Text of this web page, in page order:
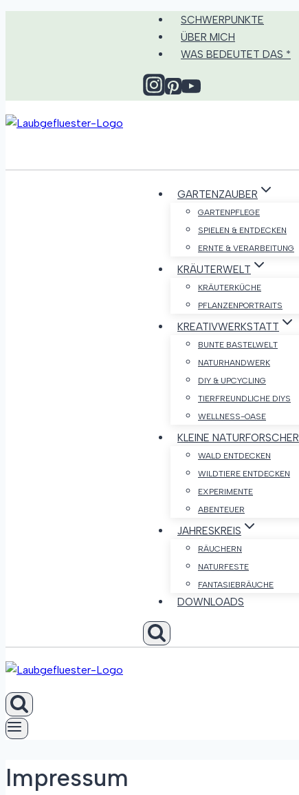
SCHWERPUNKTE
ÜBER MICH
WAS BEDEUTET DAS *
GARTENZAUBER
GARTENPFLEGE
SPIELEN & ENTDECKEN
ERNTE & VERARBEITUNG
KRÄUTERWELT
KRÄUTERKÜCHE
PFLANZENPORTRAITS
KREATIVWERKSTATT
BUNTE BASTELWELT
NATURHANDWERK
DIY & UPCYCLING
TIERFREUNDLICHE DIYS
WELLNESS-OASE
KLEINE NATURFORSCHER
WALD ENTDECKEN
WILDTIERE ENTDECKEN
EXPERIMENTE
ABENTEUER
JAHRESKREIS
RÄUCHERN
NATURFESTE
FANTASIEBRÄUCHE
DOWNLOADS
Impressum